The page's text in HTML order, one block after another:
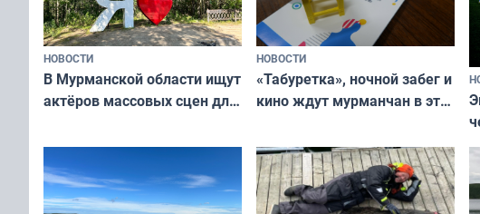
НОВОСТИ
В Мурманской области ищут
актёров массовых сцен для
короткометражном фильме
НОВОСТИ
«Табуретка», ночной забег и
кино ждут мурманчан в эти